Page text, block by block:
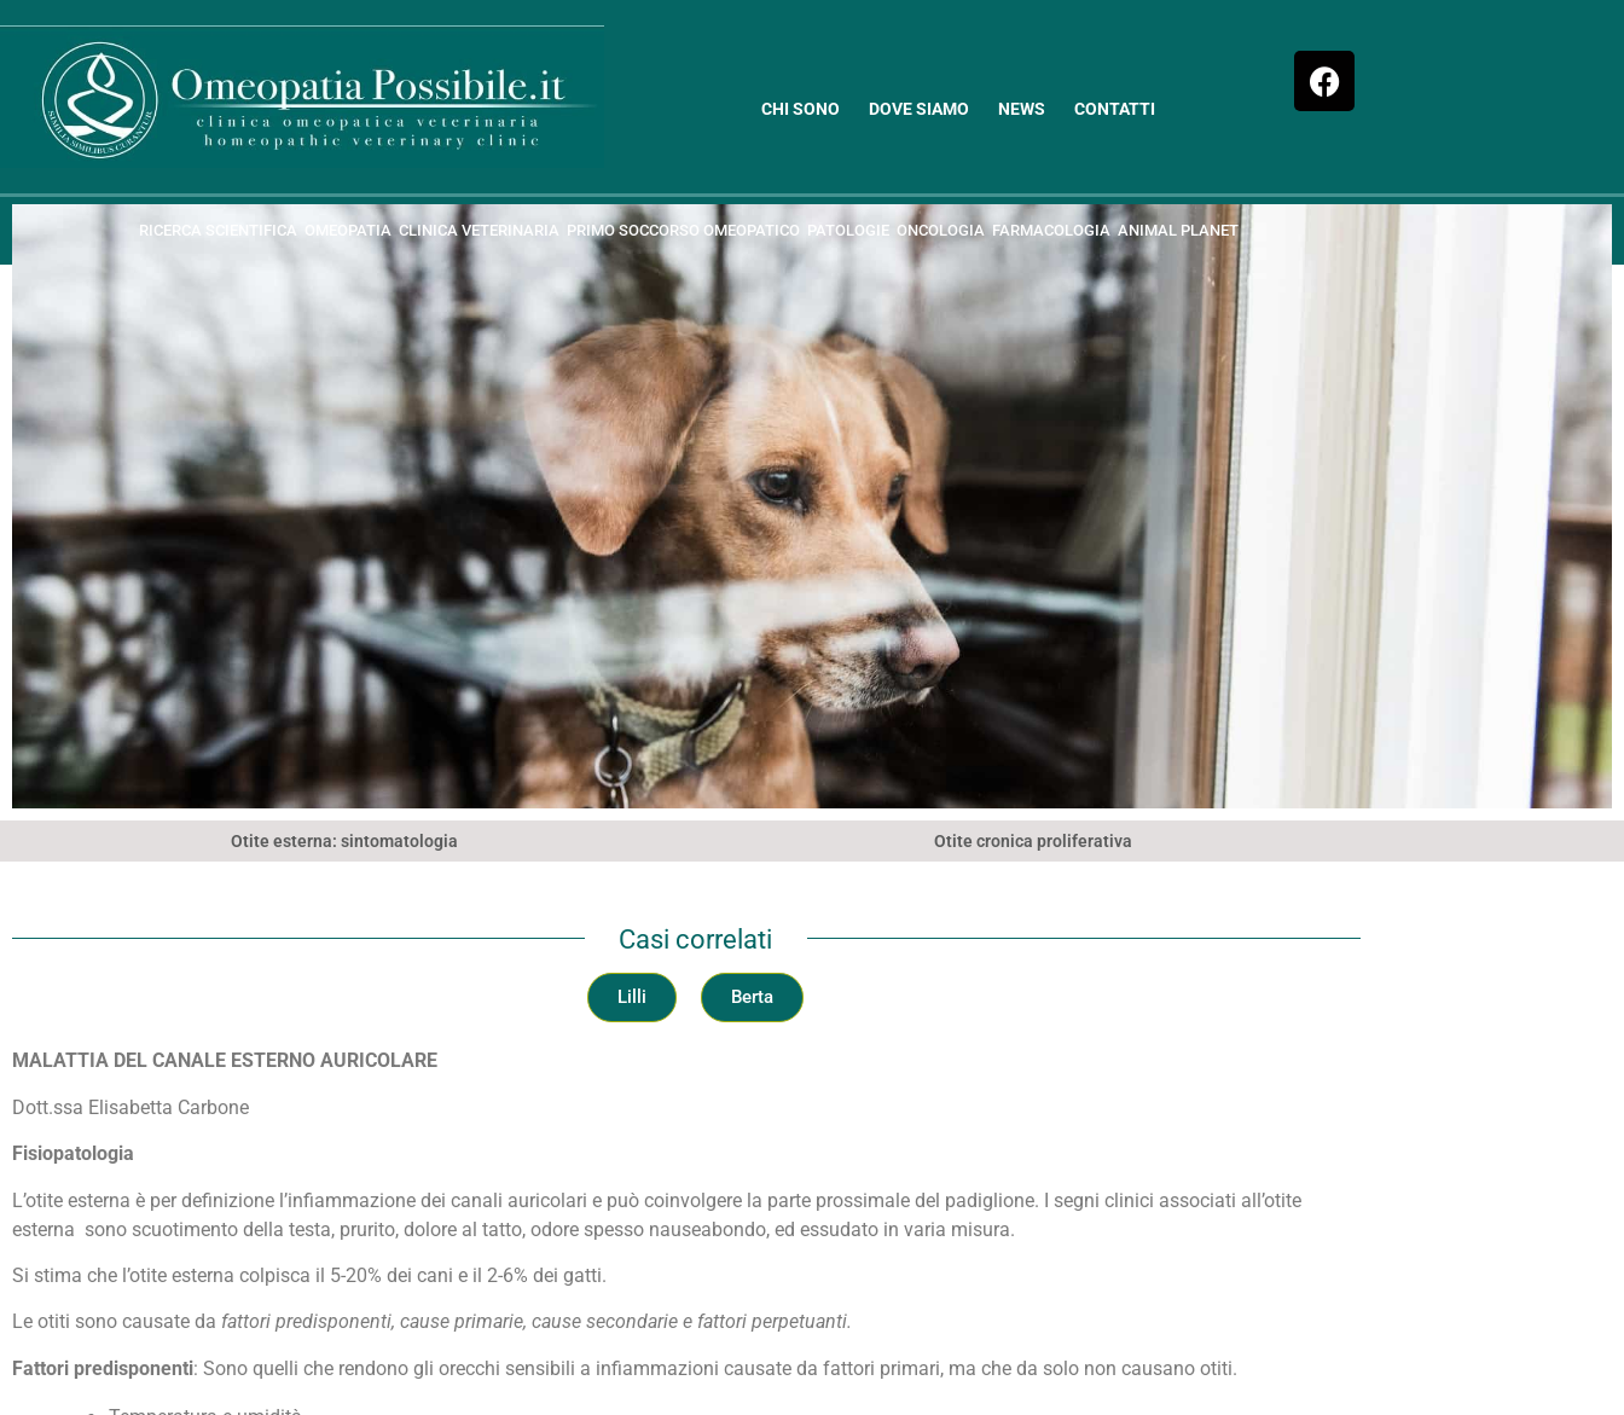
CHI SONO DOVE SIAMO NEWS CONTATTI
RICERCA SCIENTIFICA OMEOPATIA CLINICA VETERINARIA PRIMO SOCCORSO OMEOPATICO PATOLOGIE ONCOLOGIA FARMACOLOGIA ANIMAL PLANET
Otite esterna: sintomatologia Otite cronica proliferativa
Casi correlati
Lilli Berta
MALATTIA DEL CANALE ESTERNO AURICOLARE
Dott.ssa Elisabetta Carbone
Fisiopatologia
L’otite esterna è per definizione l’infiammazione dei canali auricolari e può coinvolgere la parte prossimale del padiglione. I segni clinici associati all’otite
esterna sono scuotimento della testa, prurito, dolore al tatto, odore spesso nauseabondo, ed essudato in varia misura.
Si stima che l’otite esterna colpisca il 5-20% dei cani e il 2-6% dei gatti.
Le otiti sono causate da fattori predisponenti, cause primarie, cause secondarie e fattori perpetuanti.
Fattori predisponenti: Sono quelli che rendono gli orecchi sensibili a infiammazioni causate da fattori primari, ma che da solo non causano otiti.